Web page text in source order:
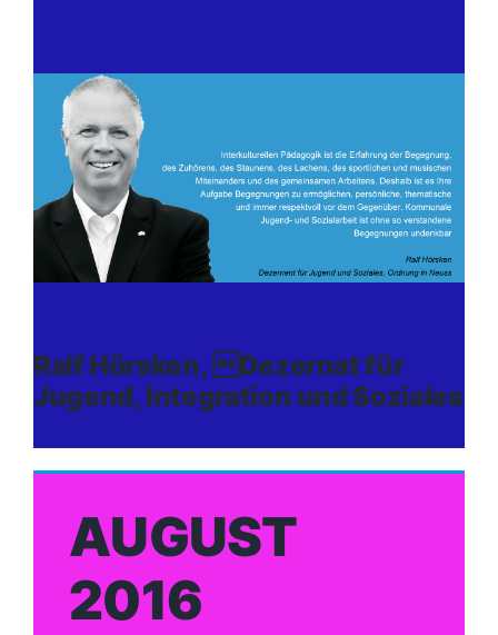
Ralf Hörsken, Dezernat für
Jugend, Integration und Soziales
AUGUST
2016